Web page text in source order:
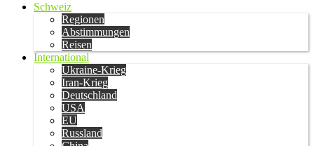
Schweiz
Regionen
Abstimmungen
Reisen
International
Ukraine-Krieg
Iran-Krieg
Deutschland
USA
EU
Russland